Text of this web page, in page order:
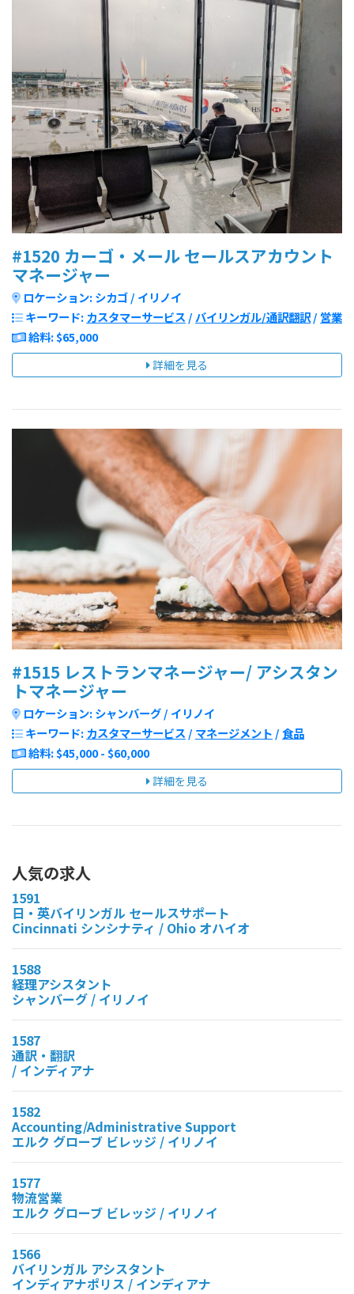
#1520 カーゴ・メール セールスアカウント
マネージャー
ロケーション: シカゴ / イリノイ
キーワード: カスタマーサービス / バイリンガル/通訳翻訳/ 営業
給料: $65,000
詳細を見る
#1515 レストランマネージャー/ アシスタン
トマネージャー
ロケーション: シャンバーグ / イリノイ
キーワード: カスタマーサービス / マネージメント /食品
給料: $45,000 - $60,000
詳細を見る
人気の求人
1591
日・英バイリンガル セールスサポート
Cincinnati シンシナティ / Ohio オハイオ
1588
経理アシスタント
シャンバーグ / イリノイ
1587
通訳・翻訳
/ インディアナ
1582
Accounting/Administrative Support
エルク グローブ ビレッジ / イリノイ
1577
物流営業
エルク グローブ ビレッジ / イリノイ
1566
バイリンガル アシスタント
インディアナポリス / インディアナ